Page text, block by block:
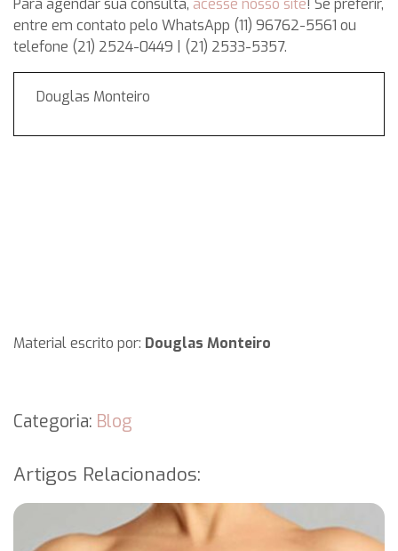
Para agendar sua consulta, acesse nosso site! Se preferir,
entre em contato pelo WhatsApp (11) 96762-5561 ou
telefone (21) 2524-0449 | (21) 2533-5357.
Douglas Monteiro
Material escrito por: Douglas Monteiro
Categoria: Blog
Artigos Relacionados: